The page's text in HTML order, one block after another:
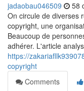
jadaobau046509 58
On circule de diverses
copyright, une
Beaucoup de
adhérer. L'article
https://
copyright
Comments